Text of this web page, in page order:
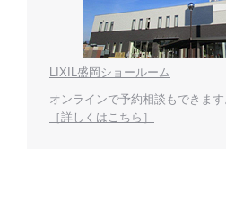
LIXIL盛岡ショールーム
オンラインで予約相談もできます
［詳しくはこちら］